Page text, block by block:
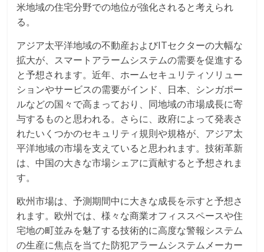
米地域の住宅分野での地位が強化されると考えられ
る。
アジア太平洋地域の不動産およびITセクターの大幅な
拡大が、スマートアラームシステムの需要を促進する
と予想されます。近年、ホームセキュリティソリュー
ションやサービスの需要がインド、日本、シンガポー
ルなどの国々で高まっており、同地域の市場成長に寄
与するものと思われる。さらに、政府によって発表さ
れたいくつかのセキュリティ規則や規格が、アジア太
平洋地域の市場を支えていると思われます。技術革新
は、中国の大きな市場シェアに貢献すると予想されま
す。
欧州市場は、予測期間中に大きな成長を示すと予想さ
れます。欧州では、様々な商業オフィススペースや住
宅地の町並みを魅了する技術的に高度な警報システム
の生産に焦点を当てた防犯アラームシステムメーカー